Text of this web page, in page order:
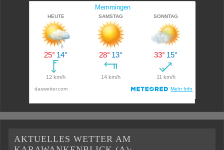
AKTUELLES WETTER AM